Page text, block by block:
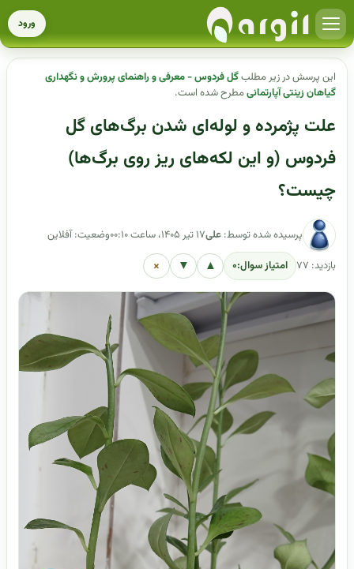
ورود
این پرسش در زیر مطلبگل فردوس - معرفی و راهنمای پرورش و نگهداری
گیاهان زینتی آپارتمانیمطرح شده است.
علت پژمرده و لوله‌ای شدن برگ‌های گل
فردوس (و این لکه‌های ریز روی برگ‌ها)
چیست؟
پرسیده شده توسط: علی۱۷ تیر ۱۴۰۵، ساعت ۰۰:۱۰
وضعیت: آفلاین
بازدید: ۷۷
امتیاز سوال:۰ ▲
▼
×